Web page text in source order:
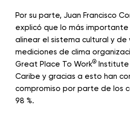
Por su parte, Juan Francisco
explicó que lo más
alinear el sistema cultural y
mediciones de clima
Great Place To Work®
Caribe y gracias a esto han
compromiso por parte de los
98 %.